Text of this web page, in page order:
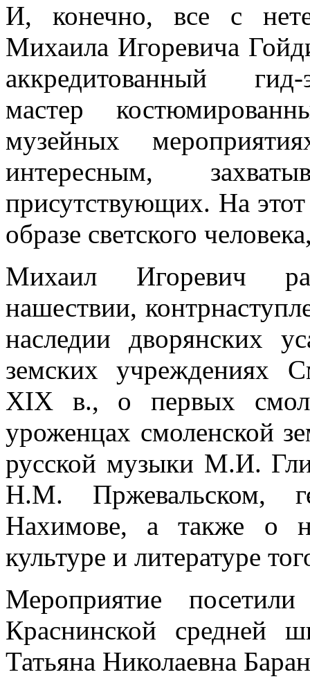
И, конечно, все с
Михаила Игоревича
аккредитованный гид-
мастер
музейных
интересным,
присутствующих. На
образе светского
Михаил Игоревич
нашествии,
наследии дворянских
земских учреждениях
XIX в., о первых
уроженцах смоленской
русской музыки М.И.
Н.М. Пржевальском,
Нахимове, а также о
культуре и литературе
Мероприятие
Краснинской средней
Татьяна Николаевна